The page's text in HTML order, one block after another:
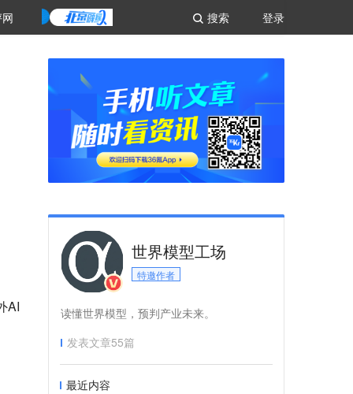
登录
搜索
AI
世界模型工场
特邀作者
读懂世界模型，预判产业未来。
发表文章55篇
最近内容